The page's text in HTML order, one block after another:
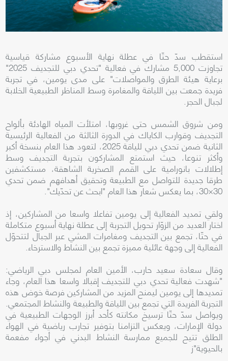
استقطب سدّ حتّا في عطلة نهاية الأسبوع مشاركة قياسية
تجاوزت 5,000 مشارك في فعالية "تحدي دبي للتجديف 2025"
برعاية هيئة الطرق والمواصلات" على مدى يومين، في تجربة
فريدة جمعت بين اللياقة والمغامرة وسط المناظر الطبيعية الخلابة
لجبال الحجر.
ومن شروق الشمس حتى غروبها، امتلأت المياه الهادئة بألواح
التجديف وقوارب الكاياك في الدورة الثالثة من الفعالية الرئيسية
الثانية ضمن تحدي دبي للياقة 2025، لتعود هذا العام بنسخة أكبر
وأكثر تنوعا، حيث استمتع المشاركون بتجربة التجديف وسط
إطلالات بانورامية على القمم الصخرية الشاهقة، مستكشفين
طرقا جديدة للتواصل مع الطبيعة وتحقيق أهدافهم ضمن تحدي
30×30، بما يعكس شعار هذا العام "ابحث عن تحدّيك".
ولقي تمديد الفعالية إلى يومين تفاعلا واسعا من المشاركين، إذ
اختار العديد من الزوّار تحويل التجربة إلى عطلة نهاية أسبوع متكاملة
في حتّا، تجمع بين التجديف ومغامرات المشي عبر الجبال لتتحوّل
الفعالية إلى وجهة عائلية مميزة تجمع بين النشاط والاسترخاء.
وقال سعادة سعيد حارب، الأمين العام لمجلس دبي الرياضي:
"شهدت فعالية تحدي دبي للتجديف إقبالا واسعا هذا العام، وجاء
تمديدها إلى يومين ليمنح المزيد من المشاركين فرصة خوض هذه
التجربة الفريدة التي تجمع بين اللياقة والطبيعة والنشاط المجتمعي.
ويواصل سدّ حتّا ترسيخ مكانته كأحد أبرز الوجهات الطبيعية في
دولة الإمارات، ويعكس التزامنا بتوفير تجارب رياضية في الهواء
الطلق تتيح للجميع ممارسة النشاط البدني في أجواء مفعمة
بالحيوية"ز